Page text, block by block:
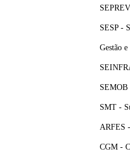
SESP -
Gestão
SEMOB
SMT -
ARFES
CGM -